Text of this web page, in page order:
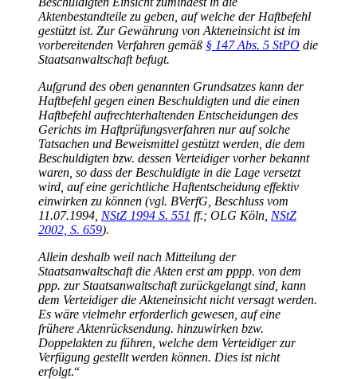
Aktenbestandteile zu geben, auf welche der Haftbefehl
gestützt ist. Zur Gewährung von Akteneinsicht ist im
vorbereitenden Verfahren gemäß § 147 Abs. 5 StPO die
Staatsanwaltschaft befugt.
Aufgrund des oben genannten Grundsatzes kann der
Haftbefehl gegen einen Beschuldigten und die einen
Haftbefehl aufrechterhaltenden Entscheidungen des
Gerichts im Haftprüfungsverfahren nur auf solche
Tatsachen und Beweismittel gestützt werden, die dem
Beschuldigten bzw. dessen Verteidiger vorher bekannt
waren, so dass der Beschuldigte in die Lage versetzt
wird, auf eine gerichtliche Haftentscheidung effektiv
einwirken zu können (vgl. BVerfG, Beschluss vom
11.07.1994, NStZ 1994 S. 551 ff.; OLG Köln, NStZ
2002, S. 659).
Allein deshalb weil nach Mitteilung der
Staatsanwaltschaft die Akten erst am pppp. von dem
ppp. zur Staatsanwaltschaft zurückgelangt sind, kann
dem Verteidiger die Akteneinsicht nicht versagt werden.
Es wäre vielmehr erforderlich gewesen, auf eine
frühere Aktenrücksendung. hinzuwirken bzw.
Doppelakten zu führen, welche dem Verteidiger zur
Verfügung gestellt werden können. Dies ist nicht
erfolgt.“